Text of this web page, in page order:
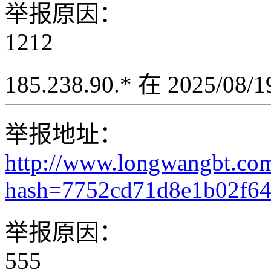
举报原因：
1212
185.238.90.* 在 2025/08/
举报地址：
http://
举报原因：
555